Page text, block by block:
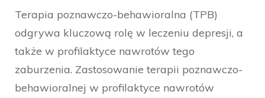
Terapia poznawczo-behawioralna (TPB)
odgrywa kluczową rolę w leczeniu depresji, a
także w profilaktyce nawrotów tego
zaburzenia. Zastosowanie terapii poznawczo-
behawioralnej w profilaktyce nawrotów